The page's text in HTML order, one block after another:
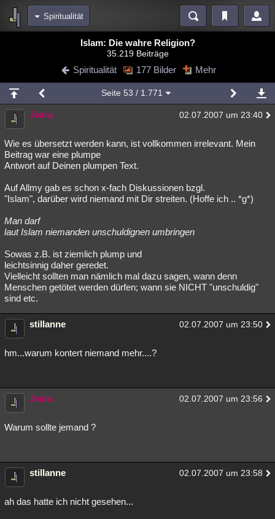
Spiritualität
Diskussionen Blogs Videos
Chat Wiki Neuigkeiten
meine Rubriken
Menschen Mystery Kriminalfälle
Spiritualität Verschwörungen Technologie Ufologie
Natur Umfragen Unterhaltung
weitere Rubriken
Philosophie Träume Orte Esoterik Literatur
Astronomie Helpdesk Gruppen Gaming
Musik Clash Verbesserungen
Übersichten
Besucht Teilgenommen Alle Neue Geschlossen
Lesenswert Schlüsselwörter
Islam: Die wahre Religion?
35.219 Beiträge
Spiritualität 177 Bilder Mehr
Seite 53 / 1.771
Jeara 02.07.2007 um 23:40
Wie es übersetzt werden kann, ist vollkommen irrelevant. Mein
Beitrag war eine plumpe
Antwort auf Deinen plumpen Text.
Auf Allmy gab es schon x-fach Diskussionen bzgl.
"Islam", darüber wird niemand mit Dir streiten. (Hoffe ich .. *g*)
Man darf
laut Islam niemanden unschuldignen umbringen
Sowas z.B. ist ziemlich plump und
leichtsinnig daher geredet.
Vielleicht sollten man nämlich mal dazu sagen, wann denn
Menschen getötet werden dürfen; wann sie NICHT "unschuldig"
sind etc.
stillanne 02.07.2007 um 23:50
hm...warum kontert niemand mehr....?
Jeara 02.07.2007 um 23:56
Warum sollte jemand ?
stillanne 02.07.2007 um 23:58
ah das hatte ich nicht gesehen...